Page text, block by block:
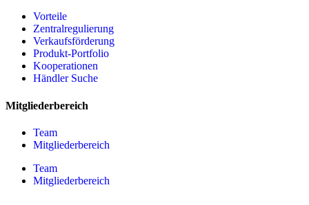
Vorteile
Zentralregulierung
Verkaufsförderung
Produkt-Portfolio
Kooperationen
Händler Suche
Mitgliederbereich
Team
Mitgliederbereich
Team
Mitgliederbereich